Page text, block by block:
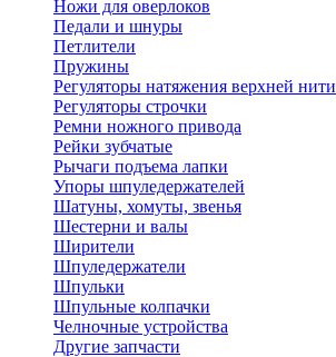
Ножи для оверлоков
Педали и шнуры
Петлители
Пружины
Регуляторы натяжения верхней нити
Регуляторы строчки
Ремни ножного привода
Рейки зубчатые
Рычаги подъема лапки
Упоры шпуледержателей
Шатуны, хомуты, звенья
Шестерни и валы
Ширители
Шпуледержатели
Шпульки
Шпульные колпачки
Челночные устройства
Другие запчасти